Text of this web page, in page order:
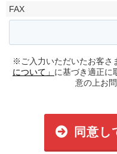
FAX
※ご入力いただいたお客さ
について」 に基づき適正に
意の上お
同意し